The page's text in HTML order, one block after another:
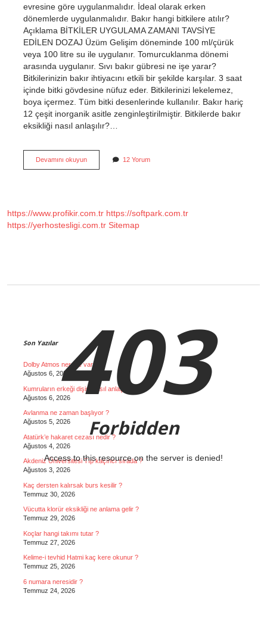
evresine göre uygulanmalıdır. İdeal olarak erken
dönemlerde uygulanmalıdır. Bakır hangi bitkilere atılır?
Açıklama BİTKİLER UYGULAMA ZAMANI TAVSİYE
EDİLEN DOZAJ Üzüm Gelişim döneminde 100 ml/çürük
veya 100 litre su ile uygulanır. Tomurcuklanma dönemi
arasında uygulanır. Sıvı bakır gübresi ne işe yarar?
Bitkilerinizin bakır ihtiyacını etkili bir şekilde karşılar. 3 saat
içinde bitki gövdesine nüfuz eder. Bitkilerinizi lekelemez,
boya içermez. Tüm bitki desenlerinde kullanılır. Bakır hariç
12 çeşit inorganik asitle zenginleştirilmiştir. Bitkilerde bakır
eksikliği nasıl anlaşılır?…
Devamını okuyunBakır
Gübresi
12 Yorum
https://www.profikir.com.tr https://softpark.com.tr
https://yerhostesligi.com.tr Sitemap
Son Yazılar
Dolby Atmos nerede var ?
Ağustos 6, 2026
Kumruların erkeği dişisi nasıl anlaşılır ?
Ağustos 6, 2026
Avlanma ne zaman başlıyor ?
Ağustos 5, 2026
Atatürk’e hakaret cezası nedir ?
Ağustos 4, 2026
Akdeniz Üniversitesi Tıp kaçıncı sırada ?
Ağustos 3, 2026
Kaç dersten kalırsak burs kesilir ?
Temmuz 30, 2026
Vücutta klorür eksikliği ne anlama gelir ?
Temmuz 29, 2026
Koçlar hangi takımı tutar ?
Temmuz 27, 2026
Kelime-i tevhid Hatmi kaç kere okunur ?
Temmuz 25, 2026
6 numara neresidir ?
Temmuz 24, 2026
403
Forbidden
Access to this resource on the server is denied!